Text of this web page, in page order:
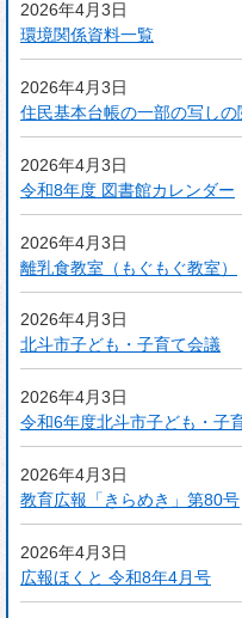
2026年4月3日
環境関係資料一覧
2026年4月3日
住民基本台帳の一部の写しの
2026年4月3日
令和8年度 図書館カレンダー
2026年4月3日
離乳食教室（もぐもぐ教室）
2026年4月3日
北斗市子ども・子育て会議
2026年4月3日
令和6年度北斗市子ども・子
2026年4月3日
教育広報「きらめき」第80号
2026年4月3日
広報ほくと 令和8年4月号